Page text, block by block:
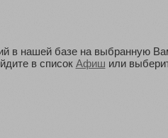
в нашей базе на выбранную
в список Афиш или